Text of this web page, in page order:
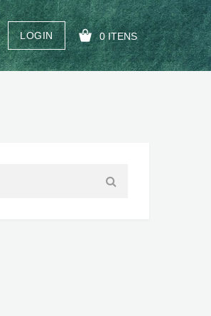
LOGIN 0 ITENS